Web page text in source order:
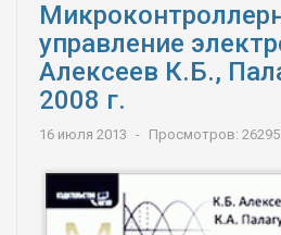
управление
Алексеев К.Б.,
2008 г.
16 июля 2013 Просмотров: 26295